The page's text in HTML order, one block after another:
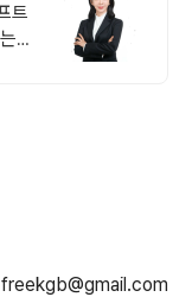
트
freekgb@gmail.com